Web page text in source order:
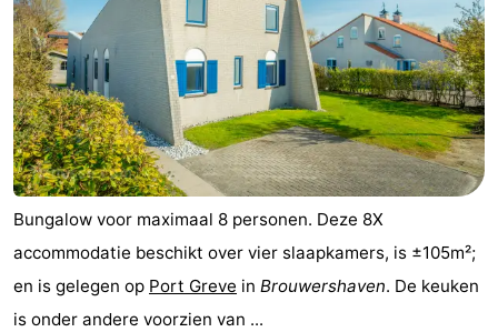
’t
Hof
van
Haamstede
Last
minutes
Strand
Zien
&
doen
Bezienswaardigheden
-
Monumenten
-
Bungalow voor maximaal 8 personen. Deze 8X
accommodatie beschikt over vier slaapkamers, is ±105m²;
en is gelegen op Port Greve in Brouwershaven. De keuken
is onder andere voorzien van ...